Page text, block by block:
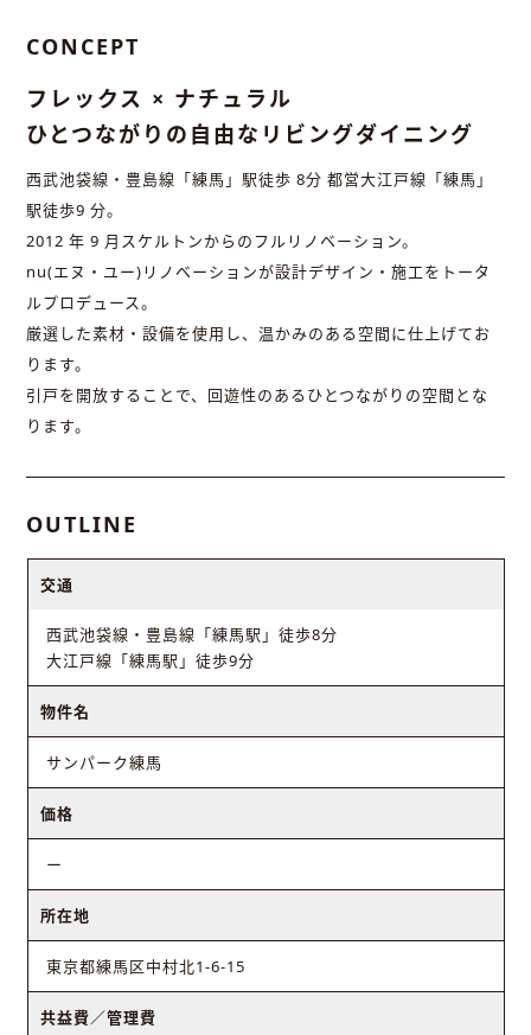
CONCEPT
フレックス × ナチュラル
ひとつながりの自由なリビングダイニング
西武池袋線・豊島線「練馬」駅徒歩 8分 都営大江戸線「練馬」
駅徒歩9 分。
2012 年 9 月スケルトンからのフルリノベーション。
nu(エヌ・ユー)リノベーションが設計デザイン・施工をトータ
ルプロデュース。
厳選した素材・設備を使用し、温かみのある空間に仕上げてお
ります。
引戸を開放することで、回遊性のあるひとつながりの空間とな
ります。
OUTLINE
交通
西武池袋線・豊島線「練馬駅」徒歩8分
大江戸線「練馬駅」徒歩9分
物件名
サンパーク練馬
価格
ー
所在地
東京都練馬区中村北1-6-15
共益費／管理費